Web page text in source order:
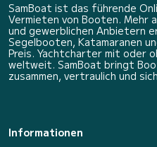
SamBoat ist das führende
Vermieten von Booten. Mehr
und gewerblichen Anbietern
Segelbooten, Katamaranen
Preis. Yachtcharter mit oder
weltweit. SamBoat bringt
zusammen, vertraulich und
Informationen